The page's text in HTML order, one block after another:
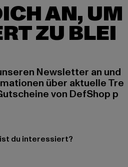
AN, UM
ZU BLEI
Newsletter an und
über aktuelle Tre
von DefShop p
du interessiert?